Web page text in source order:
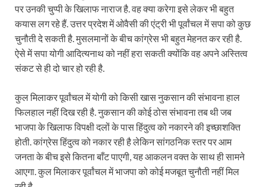
पर उनकी चुप्पी के खिलाफ नाराज है. वह क्या करेगा इसे लेकर भी बहुत
कयास लग रहे हैं. उत्तर प्रदेश में ओवैसी की एंट्री भी पूर्वांचल में सपा को कुछ
चुनौती दे सकती है. मुसलमानों के बीच कांग्रेस भी बहुत मेहनत कर रही है.
ऐसे में सपा योगी आदित्यनाथ को नहीं हरा सकती क्योंकि वह अपने अस्तित्व
संकट से ही दो चार हो रही है.
कुल मिलाकर पूर्वांचल में योगी को किसी खास नुकसान की संभावना हाल
फिलहाल नहीं दिख रही है. नुकसान की कोई ठोस संभावना तब थी जब
भाजपा के खिलाफ विपक्षी दलों के पास हिंदुत्व को नकारने की इच्छाशक्ति
होती. कांग्रेस हिंदुत्व को नकार रही है लेकिन सांगठनिक स्तर पर आम
जनता के बीच इसे कितना बाँट पाएगी, यह आकलन वक्त के साथ ही सामने
आएगा. कुल मिलाकर पूर्वांचल में भाजपा को कोई मजबूत चुनौती नहीं मिल